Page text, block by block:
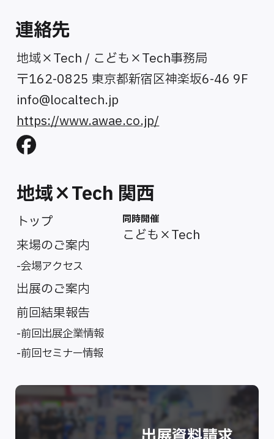
連絡先
地域×Tech / こども×Tech事務局
〒162-0825 東京都新宿区神楽坂6-46 9F
info@localtech.jp
https://www.awae.co.jp/
地域×Tech 関西
トップ
来場のご案内
会場アクセス
出展のご案内
前回結果報告
前回出展企業情報
前回セミナー情報
同時開催
こども×Tech